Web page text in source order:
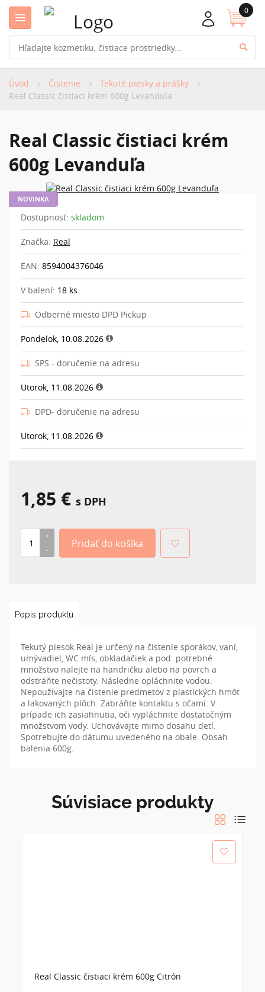
0
Úvod Čistenie
Tekuté piesky a prášky
Real Classic čistiaci krém 600g Levanduľa
Real Classic čistiaci krém
600g Levanduľa
NOVINKA
Dostupnosť: skladom
Značka: Real
EAN: 8594004376046
V balení: 18 ks
Odberné miesto DPD Pickup
Pondelok, 10.08.2026
SPS - doručenie na adresu
Utorok, 11.08.2026
DPD- doručenie na adresu
Utorok, 11.08.2026
1,85 € s DPH
Popis produktu
Tekutý piesok Real je určený na čistenie sporákov, vaní,
umývadiel, WC mís, obkladačiek a pod. potrebné
množstvo nalejte na handričku alebo na povrch a
odstráňte nečistoty. Následne opláchnite vodou.
Nepoužívajte na čistenie predmetov z plastických hmôt
a lakovaných plôch. Zabráňte kontaktu s očami. V
prípade ich zasiahnutia, oči vypláchnite dostatočným
množstvom vody. Uchovávajte mimo dosahu detí.
Spotrebujte do dátumu uvedeného na obale. Obsah
balenia 600g.
Súvisiace produkty
Real Classic čistiaci krém 600g Citrón